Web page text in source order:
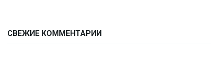
СВЕЖИЕ КОММЕНТАРИИ